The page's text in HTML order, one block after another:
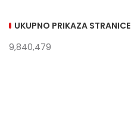
UKUPNO PRIKAZA STRANICE
9,840,479